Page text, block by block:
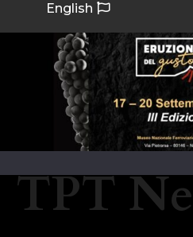
English
TPT